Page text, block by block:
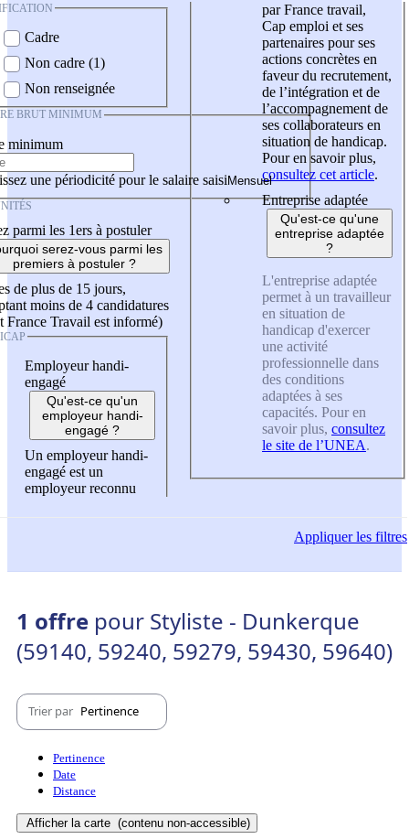
Cadre
Non cadre (1)
Non renseignée
BRUT MINIMUM
minimum
une périodicité pour le salaire saisi
parmi les 1ers à postuler
serez-vous parmi les
premiers à postuler ?
de plus de 15 jours,
moins de 4 candidatures
France Travail est informé)
Employeur handi-
engagé
Qu'est-ce qu'un
employeur handi-
engagé ?
Un employeur handi-
engagé est un
employeur reconnu
par France travail,
Cap emploi et ses
partenaires pour ses
actions concrètes en
faveur du recrutement,
de l’intégration et de
l’accompagnement de
ses collaborateurs en
situation de handicap.
Pour en savoir plus,
consultez cet article.
Entreprise adaptée
Qu'est-ce qu'une
entreprise adaptée
?
L'entreprise adaptée
permet à un travailleur
en situation de
handicap d'exercer
une activité
professionnelle dans
des conditions
adaptées à ses
capacités. Pour en
savoir plus, consultez
le site de l’UNEA.
Appliquerles filtres
1 offre pour Styliste - Dunkerque
(59140, 59240, 59279, 59430, 59640)
Trier par Pertinence
Pertinence
Date
Distance
Afficher la carte (contenu non-accessible)